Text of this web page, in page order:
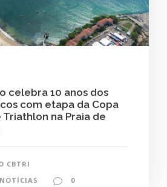
celebra 10 anos dos
com etapa da Copa
na Praia de
CBTRI
NOTÍCIAS 0